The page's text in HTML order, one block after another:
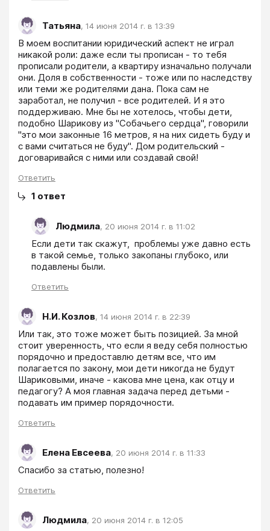
Татьяна, 14 июня 2014 г. в 13:39
В моем воспитании юридический аспект не играл
никакой роли: даже если ты прописан - то тебя
прописали родители, а квартиру изначально получали
они. Доля в собственности - тоже или по наследству
или теми же родителями дана. Пока сам не
заработал, не получил - все родителей. И я это
поддерживаю. Мне бы не хотелось, чтобы дети,
подобно Шарикову из "Собачьего сердца", говорили
"это мои законные 16 метров, я на них сидеть буду и
с вами считаться не буду". Дом родительский -
договаривайся с ними или создавай свой!
Ответить
1 ответ
Людмила, 20 июня 2014 г. в 11:02
Если дети так скажут,  проблемы уже давно есть
в такой семье, только закопаны глубоко, или
подавлены были.
Ответить
Н.И. Козлов, 14 июня 2014 г. в 22:39
Или так, это тоже может быть позицией. За мной
стоит уверенность, что если я веду себя полностью
порядочно и предоставлю детям все, что им
полагается по закону, мои дети никогда не будут
Шариковыми, иначе - какова мне цена, как отцу и
педагогу? А моя главная задача перед детьми -
подавать им пример порядочности.
Ответить
Елена Евсеева, 20 июня 2014 г. в 11:33
Спасибо за статью, полезно!
Ответить
Людмила, 20 июня 2014 г. в 12:05